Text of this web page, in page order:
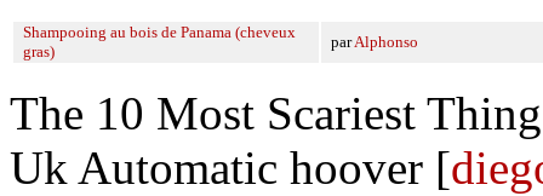
Shampooing au bois de Panama (cheveux
gras)
parAlphonso
The 10 Most Scariest
Uk Automatic hoover [